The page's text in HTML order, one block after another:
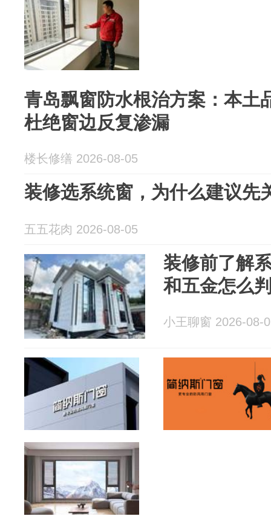
青岛飘窗防水根治方案：本土
杜绝窗边反复渗漏
楼长修缮 2026-08-05
装修选系统窗，为什么建议先
五五花肉 2026-08-05
装修前了解
和五金怎么
小王聊窗 2026-08-